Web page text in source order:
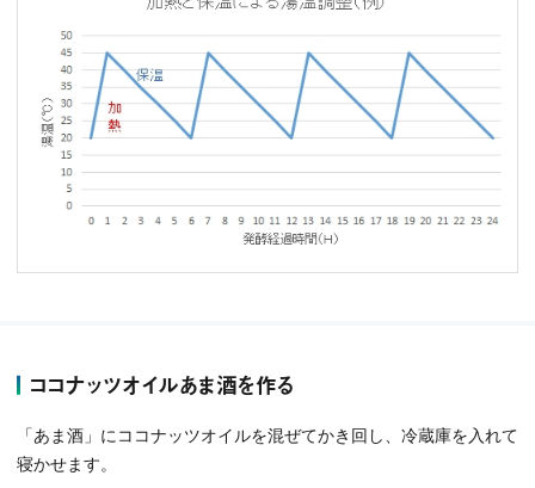
ココナッツオイルあま酒を作る
「あま酒」にココナッツオイルを混ぜてかき回し、冷蔵庫を入れて
寝かせます。